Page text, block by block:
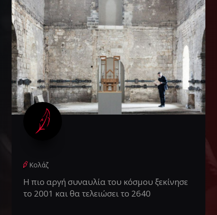
Κολάζ
Η πιο αργή συναυλία του κόσμου ξεκίνησε
το 2001 και θα τελειώσει το 2640